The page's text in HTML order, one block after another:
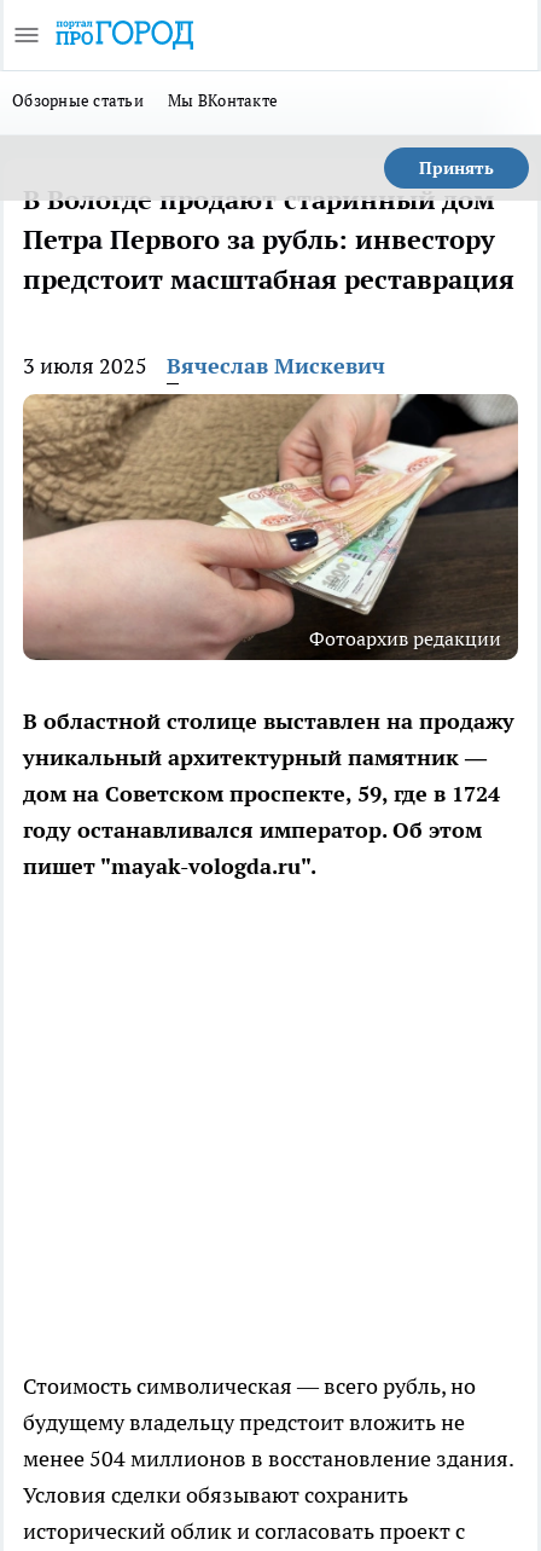
Обзорные статьи Мы ВКонтакте
Принять
В Вологде продают старинный дом
Петра Первого за рубль: инвестору
предстоит масштабная реставрация
3 июля 2025 Вячеслав Мискевич
Фотоархив редакции
В областной столице выставлен на продажу
уникальный архитектурный памятник —
дом на Советском проспекте, 59, где в 1724
году останавливался император. Об этом
пишет "mayak-vologda.ru".
Стоимость символическая — всего рубль, но
будущему владельцу предстоит вложить не
менее 504 миллионов в восстановление здания.
Условия сделки обязывают сохранить
исторический облик и согласовать проект с